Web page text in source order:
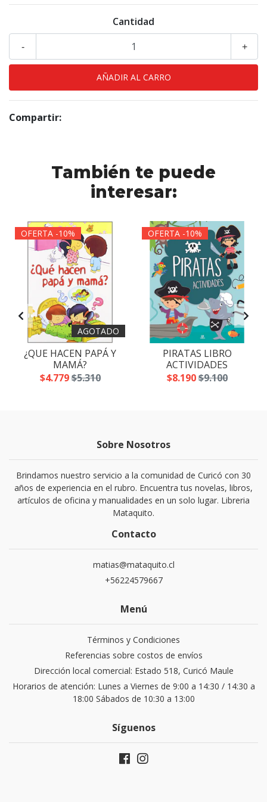
Cantidad
+
-
Compartir:
También te puede
interesar:
OFERTA -10%
AGOTADO
¿QUE HACEN PAPÁ Y
MAMÁ?
$4.779$5.310
OFERTA -10%
PIRATAS LIBRO
ACTIVIDADES
$8.190$9.100
Sobre Nosotros
Brindamos nuestro servicio a la comunidad de Curicó con 30
años de experiencia en el rubro. Encuentra tus novelas, libros,
artículos de oficina y manualidades en un solo lugar. Libreria
Mataquito.
Contacto
matias@mataquito.cl
+56224579667
Menú
Términos y Condiciones
Referencias sobre costos de envíos
Dirección local comercial: Estado 518, Curicó Maule
Horarios de atención: Lunes a Viernes de 9:00 a 14:30 / 14:30 a
18:00 Sábados de 10:30 a 13:00
Síguenos